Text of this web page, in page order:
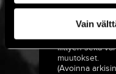
Vain
Lisätiedustelut
toimituksiin ja
liittyen sekä
muutokset.
(Avoinna